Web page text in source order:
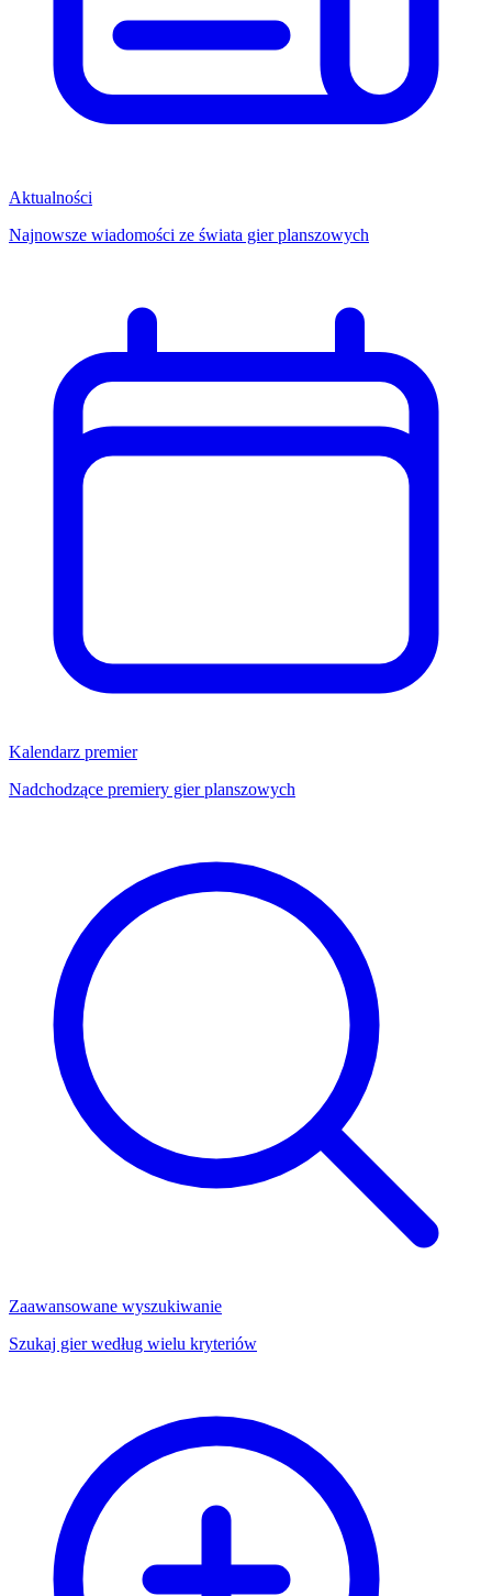
Aktualności
Najnowsze wiadomości ze świata gier planszowych
Kalendarz premier
Nadchodzące premiery gier planszowych
Zaawansowane wyszukiwanie
Szukaj gier według wielu kryteriów